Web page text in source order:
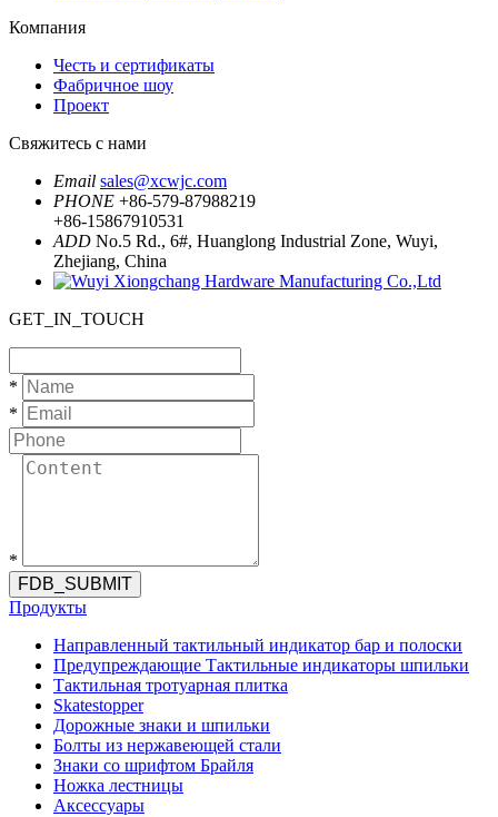
Компания
Честь и сертификаты
Фабричное шоу
Проект
Свяжитесь с нами
Email sales@xcwjc.com
PHONE +86-579-87988219
+86-15867910531
ADD No.5 Rd., 6#, Huanglong Industrial Zone, Wuyi,
Zhejiang, China
GET_IN_TOUCH
*
*
*
FDB_SUBMIT
Продукты
Направленный тактильный индикатор бар и полоски
Предупреждающие Тактильные индикаторы шпильки
Тактильная тротуарная плитка
Skatestopper
Дорожные знаки и шпильки
Болты из нержавеющей стали
Знаки со шрифтом Брайля
Ножка лестницы
Аксессуары